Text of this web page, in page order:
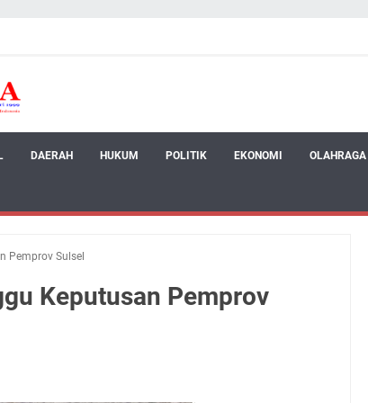
DAERAH HUKUM POLITIK EKONOMI OLAHRAGA
Pemprov Sulsel
Keputusan Pemprov